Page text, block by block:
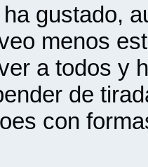
ha gustado,
menos
a todos y
de
con